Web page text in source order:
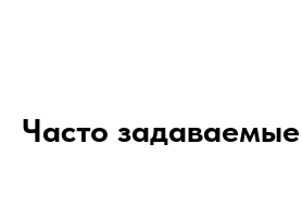
Часто